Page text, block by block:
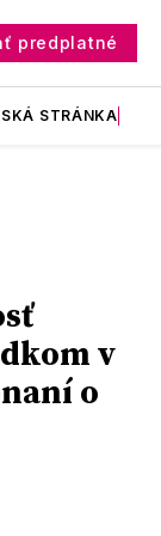
predplatné
STRÁNKA
v
o